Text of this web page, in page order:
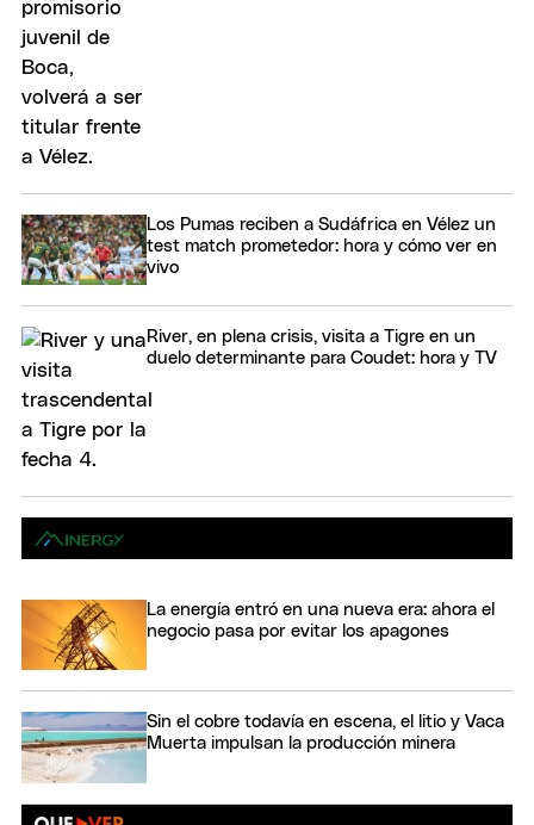
Los Pumas reciben a Sudáfrica en Vélez un
test match prometedor: hora y cómo ver en
vivo
River, en plena crisis, visita a Tigre en un
duelo determinante para Coudet: hora y TV
La energía entró en una nueva era: ahora el
negocio pasa por evitar los apagones
Sin el cobre todavía en escena, el litio y Vaca
Muerta impulsan la producción minera